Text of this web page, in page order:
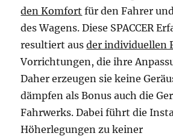
den Komfort für den Fahrer
des Wagens. Diese SPACCER
resultiert ausder individuellen
Vorrichtungen, die ihre
Daher erzeugen sie keine
dämpfen als Bonus auch die
Fahrwerks. Dabei führt die
Höherlegungen zu keiner